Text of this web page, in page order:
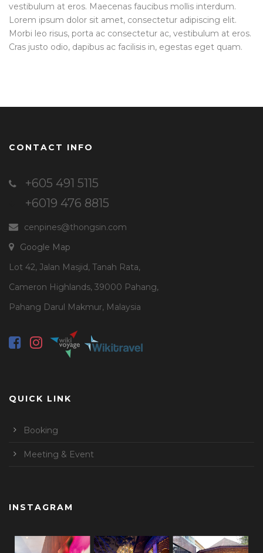
vestibulum at eros. Maecenas faucibus mollis interdum.
Lorem ipsum dolor sit amet, consectetur adipiscing elit.
Morbi leo risus, porta ac consectetur ac, vestibulum at eros.
Cras justo odio, dapibus ac facilisis in, egestas eget quam.
CONTACT INFO
+605 491 5115
+6019 476 8815
cenpines@thongsin.com
Google Map
Lot 42, Jalan Masjid, Tanah Rata,
Cameron Highlands, 39000 Pahang,
Pahang Darul Makmur, Malaysia
QUICK LINK
Booking
Meeting & Event
INSTAGRAM